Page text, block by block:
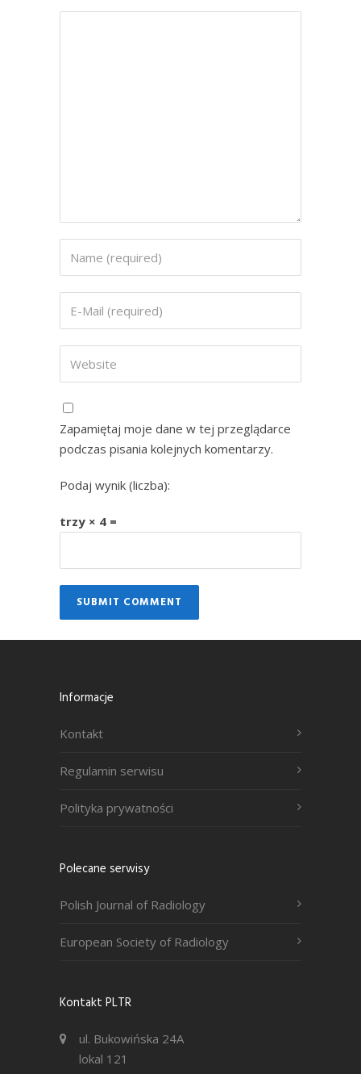
Zapamiętaj moje dane w tej przeglądarce
podczas pisania kolejnych komentarzy.
Podaj wynik (liczba):
trzy × 4 =
Informacje
Kontakt
Regulamin serwisu
Polityka prywatności
Polecane serwisy
Polish Journal of Radiology
European Society of Radiology
Kontakt PLTR
ul. Bukowińska 24A
lokal 121